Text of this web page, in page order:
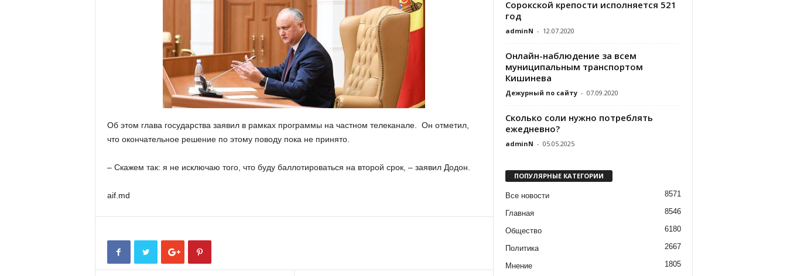
Об этом глава государства заявил в рамках программы на частном телеканале. Он отметил,
что окончательное решение по этому поводу пока не принято.
– Скажем так: я не исключаю того, что буду баллотироваться на второй срок, – заявил Додон.
aif.md
Сорокской крепости исполняется 521
год
adminN - 12.07.2020
Онлайн-наблюдение за всем
муниципальным транспортом
Кишинева
Дежурный по сайту - 07.09.2020
Сколько соли нужно потреблять
ежедневно?
adminN - 05.05.2025
ПОПУЛЯРНЫЕ КАТЕГОРИИ
Все новости 8571
Главная 8546
Общество 6180
Политика 2667
Мнение 1805